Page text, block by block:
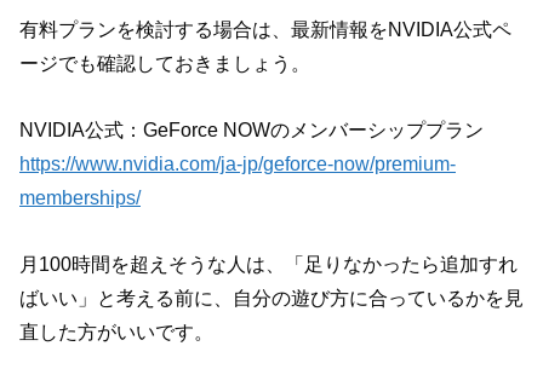
有料プランを検討する場合は、最新情報をNVIDIA公式ペ
ージでも確認しておきましょう。
NVIDIA公式：GeForce NOWのメンバーシッププラン
https://www.nvidia.com/ja-jp/geforce-now/premium-
memberships/
月100時間を超えそうな人は、「足りなかったら追加すれ
ばいい」と考える前に、自分の遊び方に合っているかを見
直した方がいいです。